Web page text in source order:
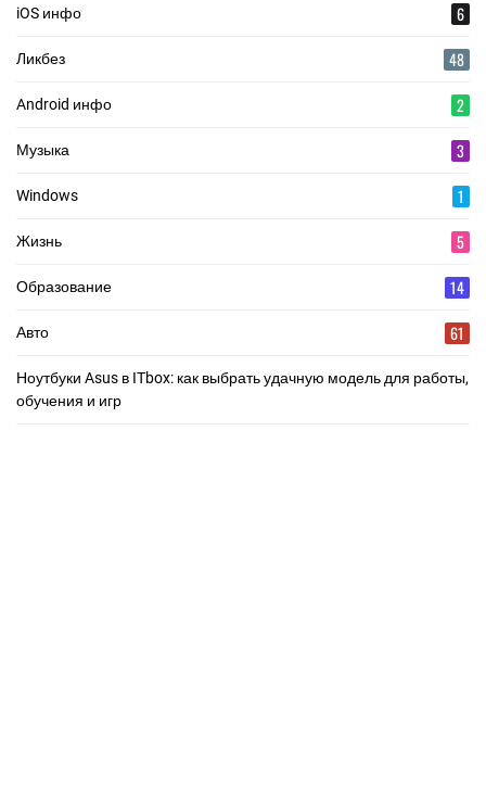
iOS инфо 6
Ликбез 48
Android инфо 2
Музыка 3
Windows 1
Жизнь 5
Образование 14
Авто 61
Ноутбуки Asus в ITbox: как выбрать удачную модель для работы,
обучения и игр